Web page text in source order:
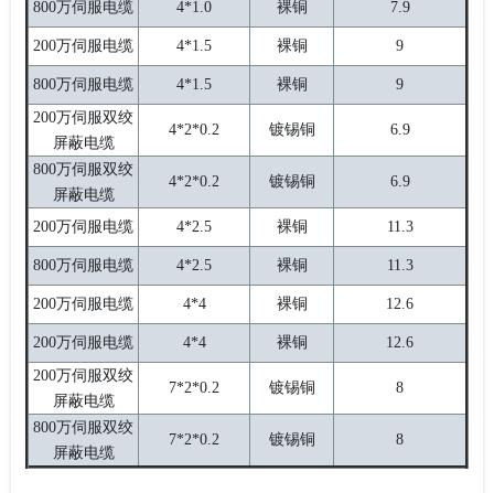
800万伺服电缆 4*1.0 裸铜 7.9
200万伺服电缆 4*1.5 裸铜 9
800万伺服电缆 4*1.5 裸铜
9
200万伺服双绞
屏蔽电缆
4*2*0.2 镀锡铜 6.9
800万伺服双绞
屏蔽电缆
4*2*0.2 镀锡铜 6.9
200万伺服电缆 4*2.5 裸铜 11.3
800万伺服电缆 4*2.5 裸铜 11.3
200万伺服电缆 4*4 裸铜 12.6
200万伺服电缆 4*4 裸铜
12.6
200万伺服双绞
屏蔽电缆
7*2*0.2 镀锡铜 8
800万伺服双绞
屏蔽电缆
7*2*0.2 镀锡铜 8